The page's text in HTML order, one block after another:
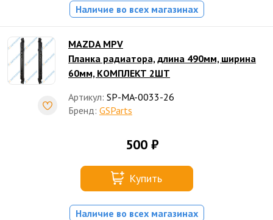
Наличие во всех магазинах
MAZDA MPV
Планка радиатора, длина 490мм, ширина
60мм, КОМПЛЕКТ 2ШТ
Артикул: SP-MA-0033-26
Бренд: GSParts
500 ₽
Купить
Наличие во всех магазинах